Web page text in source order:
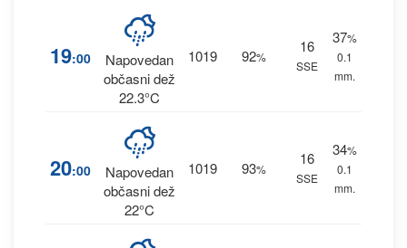
19:00
Napovedan
občasni dež
22.3°C
1019 92%
16
SSE
37%
0.1
mm.
20:00
Napovedan
občasni dež
22°C
1019 93%
16
SSE
34%
0.1
mm.